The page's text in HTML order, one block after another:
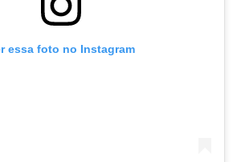
essa foto no Instagram